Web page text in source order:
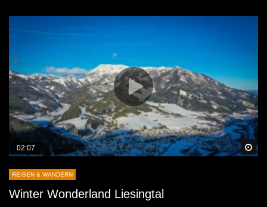
02:07
REISEN & WANDERN
Winter Wonderland Liesingtal